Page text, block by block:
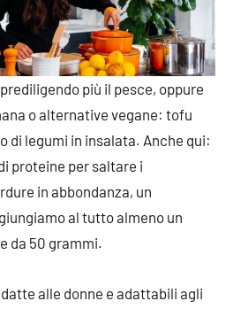
più il pesce, oppure
o alternative vegane: tofu
di legumi in insalata. Anche qui:
proteine per saltare i
in abbondanza, un
al tutto almeno un
da 50 grammi.
alle donne e adattabili agli